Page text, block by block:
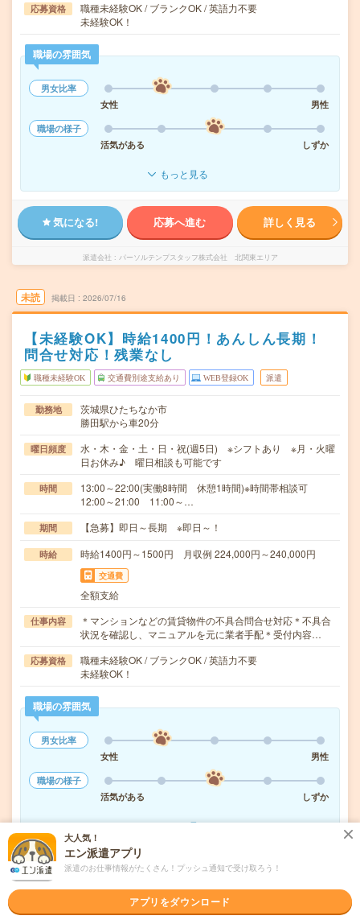
応募資格
職種未経験OK / ブランクOK / 英語力不要
未経験OK！
職場の雰囲気
男女比率
女性
男性
職場の様子
活気がある
しずか
もっと見る
気になる! 応募へ進む 詳しく見る
派遣会社 パーソルテンプスタッフ株式会社 北関東エリア
未読 掲載日 2026/07/16
【未経験OK】時給1400円！あんしん長期！
問合せ対応！残業なし
職種未経験OK 交通費別途支給あり WEB登録OK 派遣
勤務地
茨城県ひたちなか市
勝田駅から車20分
曜日頻度
水・木・金・土・日・祝(週5日) ※シフトあり ※月・火曜
日お休み♪ 曜日相談も可能です
時間
13:00～22:00(実働8時間 休憩1時間)※時間帯相談可
12:00～21:00 11:00～…
期間 【急募】即日～長期 ※即日～！
時給 時給1400円～1500円 月収例 224,000円～240,000円
交通費
全額支給
仕事内容
＊マンションなどの賃貸物件の不具合問合せ対応＊不具合
状況を確認し、マニュアルを元に業者手配＊受付内容…
応募資格
職種未経験OK / ブランクOK / 英語力不要
未経験OK！
職場の雰囲気
男女比率
女性
男性
職場の様子
活気がある
しずか
もっと見る
気になる! 応募へ進む 詳しく見る
パーソルテンプスタッフ株式会社 北関東エリア
大人気！
エン派遣アプリ
派遣のお仕事情報がたくさん！プッシュ通知で受け取ろう！
アプリをダウンロード